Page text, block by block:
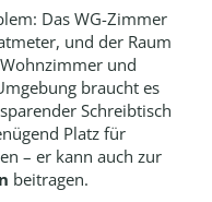
Das WG-Zimmer
und der Raum
und
braucht es
Schreibtisch
Platz für
– er kann auch zur
beitragen.